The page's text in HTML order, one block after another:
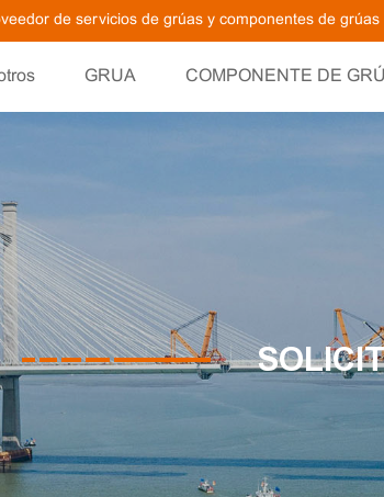
de servicios de grúas y componentes de
GRUA COMPONENTE DE